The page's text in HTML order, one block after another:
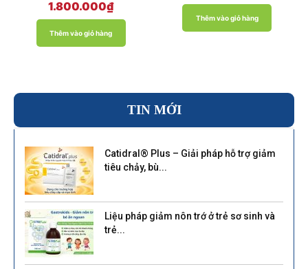
Được xếp
5.00
1.800.000₫
Thêm vào giỏ hàng
5.00
Thêm vào giỏ hàng
TIN MỚI
Catidral® Plus – Giải pháp hỗ trợ giảm
tiêu chảy, bù...
Liệu pháp giảm nôn trớ ở trẻ sơ sinh và
trẻ...